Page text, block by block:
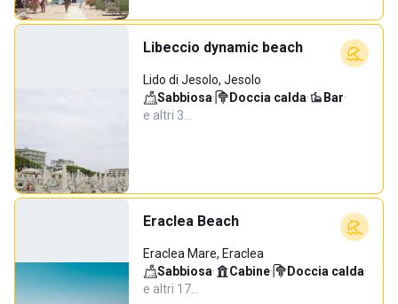
Libeccio dynamic beach
Lido di Jesolo, Jesolo
Sabbiosa· Doccia calda· Bar·
e altri 3…
Eraclea Beach
Eraclea Mare, Eraclea
Sabbiosa· Cabine· Doccia calda·
e altri 17…